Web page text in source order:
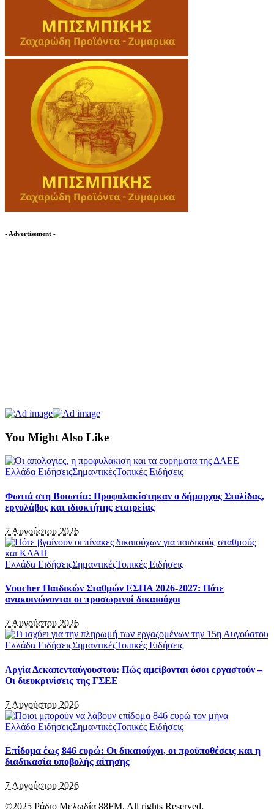
- Advertisement -
You Might Also Like
Ελλάδα ΕιδήσειςΣημαντικέςΤοπικές Ειδήσεις
Φωτιά στη Βοιωτία: Προφυλακίστηκαν ο δήμαρχος Στυλίδας,
εργολάβος και ιδιοκτήτης εταιρείας
7 Αυγούστου 2026
Ελλάδα ΕιδήσειςΣημαντικέςΤοπικές Ειδήσεις
Voucher Παιδικών Σταθμών ΕΣΠΑ 2026-2027: Πότε
ανακοινώνονται οι προσωρινοί δικαιούχοι
7 Αυγούστου 2026
Ελλάδα ΕιδήσειςΣημαντικέςΤοπικές Ειδήσεις
Αργία Δεκαπενταύγουστου: Πώς αμείβονται όσοι εργαστούν –
Οι διευκρινίσεις της ΓΣΕΕ
7 Αυγούστου 2026
Ελλάδα ΕιδήσειςΣημαντικέςΤοπικές Ειδήσεις
Επίδομα έως 846 ευρώ: Οι δικαιούχοι, οι προϋποθέσεις και η
διαδικασία υποβολής αίτησης
7 Αυγούστου 2026
©2025 Ράδιο Μελωδία 88FM. All rights Reserved.